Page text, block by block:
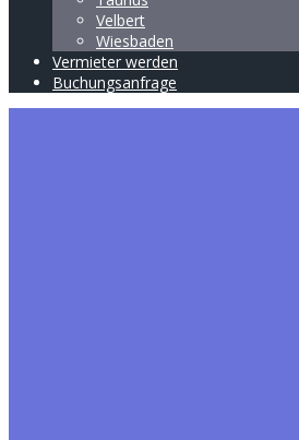
Velbert
Wiesbaden
Vermieter werden
Buchungsanfrage